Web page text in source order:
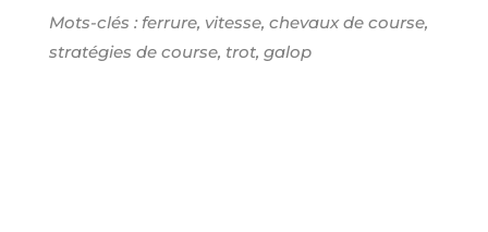
Mots-clés : ferrure, vitesse, chevaux de course,
stratégies de course, trot, galop